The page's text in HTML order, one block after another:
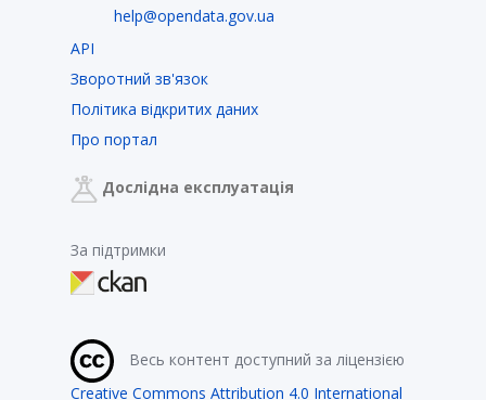
help@opendata.gov.ua
API
Зворотний зв'язок
Політика відкритих даних
Про портал
Дослідна експлуатація
За підтримки
Весь контент доступний за ліцензією
Creative Commons Attribution 4.0 International